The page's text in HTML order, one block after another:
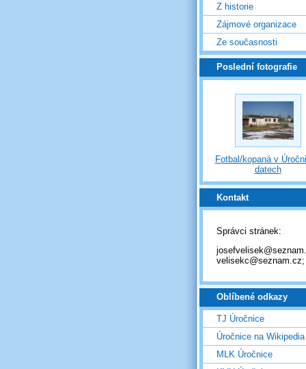
Z historie
Zájmové organizace
Ze současnosti
Poslední fotografie
Fotbal/kopaná v
datech
Kontakt
Správci stránek:
velisekc@seznam.cz;
Oblíbené odkazy
TJ Úročnice
Úročnice na Wikipedia
MLK Úročnice